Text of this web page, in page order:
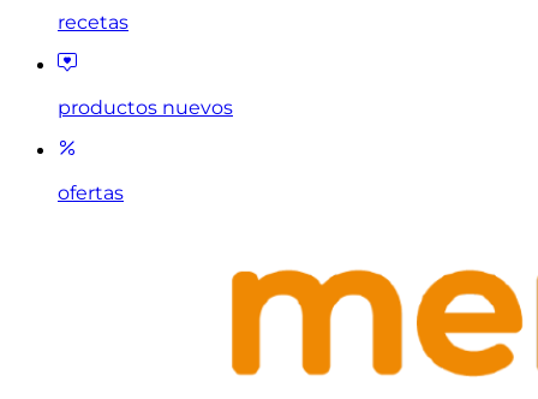
recetas
productos nuevos
ofertas